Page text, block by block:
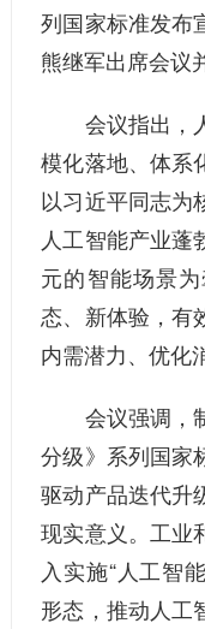
列国家标准发布
熊继军出席会议
会议指出，人
模化落地、体系
以习近平同志为
人工智能产业蓬
元的智能场景
态、新体验，有
内需潜力、优化
会议强调，制
分级》系列国家
驱动产品迭代升
现实意义。工业
入实施“人工智
形态，推动人工